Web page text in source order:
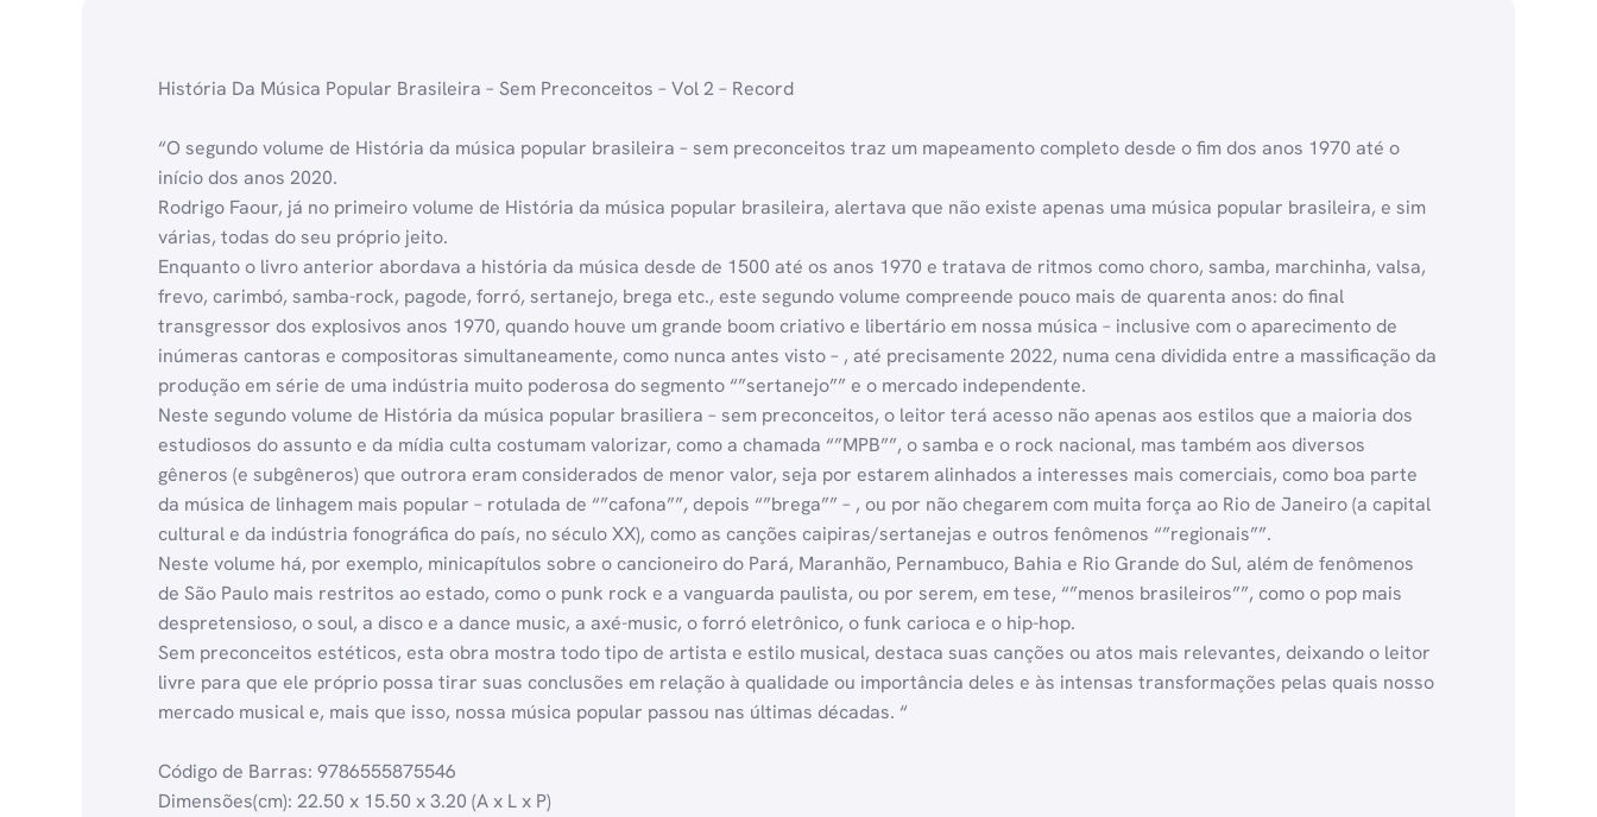
História Da Música Popular Brasileira – Sem Preconceitos – Vol 2 – Record
“O segundo volume de História da música popular brasileira – sem preconceitos traz um mapeamento completo desde o fim dos anos 1970 até o
início dos anos 2020.
Rodrigo Faour, já no primeiro volume de História da música popular brasileira, alertava que não existe apenas uma música popular brasileira, e sim
várias, todas do seu próprio jeito.
Enquanto o livro anterior abordava a história da música desde de 1500 até os anos 1970 e tratava de ritmos como choro, samba, marchinha, valsa,
frevo, carimbó, samba-rock, pagode, forró, sertanejo, brega etc., este segundo volume compreende pouco mais de quarenta anos: do final
transgressor dos explosivos anos 1970, quando houve um grande boom criativo e libertário em nossa música – inclusive com o aparecimento de
inúmeras cantoras e compositoras simultaneamente, como nunca antes visto – , até precisamente 2022, numa cena dividida entre a massificação da
produção em série de uma indústria muito poderosa do segmento “”sertanejo”” e o mercado independente.
Neste segundo volume de História da música popular brasiliera – sem preconceitos, o leitor terá acesso não apenas aos estilos que a maioria dos
estudiosos do assunto e da mídia culta costumam valorizar, como a chamada “”MPB””, o samba e o rock nacional, mas também aos diversos
gêneros (e subgêneros) que outrora eram considerados de menor valor, seja por estarem alinhados a interesses mais comerciais, como boa parte
da música de linhagem mais popular – rotulada de “”cafona””, depois “”brega”” – , ou por não chegarem com muita força ao Rio de Janeiro (a capital
cultural e da indústria fonográfica do país, no século XX), como as canções caipiras/sertanejas e outros fenômenos “”regionais””.
Neste volume há, por exemplo, minicapítulos sobre o cancioneiro do Pará, Maranhão, Pernambuco, Bahia e Rio Grande do Sul, além de fenômenos
de São Paulo mais restritos ao estado, como o punk rock e a vanguarda paulista, ou por serem, em tese, “”menos brasileiros””, como o pop mais
despretensioso, o soul, a disco e a dance music, a axé-music, o forró eletrônico, o funk carioca e o hip-hop.
Sem preconceitos estéticos, esta obra mostra todo tipo de artista e estilo musical, destaca suas canções ou atos mais relevantes, deixando o leitor
livre para que ele próprio possa tirar suas conclusões em relação à qualidade ou importância deles e às intensas transformações pelas quais nosso
mercado musical e, mais que isso, nossa música popular passou nas últimas décadas. “
Código de Barras: 9786555875546
Dimensões(cm): 22.50 x 15.50 x 3.20 (A x L x P)